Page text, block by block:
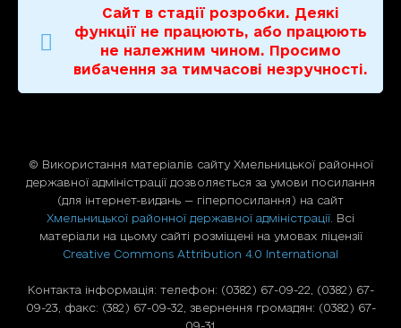
Сайт в стадії розробки. Деякі
функції не працюють, або працюють
не належним чином. Просимо
вибачення за тимчасові незручності.
© Використання матерiалiв сайту Хмельницької районної
державної адміністрації дозволяється за умови посилання
(для iнтернет-видань — гiперпосилання) на сайт
Хмельницької районної державної адміністрації . Всі
матеріали на цьому сайті розміщені на умовах ліцензії
Creative Commons Attribution 4.0 International
Контакта інформація: телефон: (0382) 67-09-22, (0382) 67-
09-23, факс: (382) 67-09-32, звернення громадян: (0382) 67-
09-31